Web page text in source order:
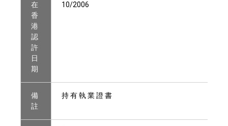
在
香
港
認
許
日
期
10/2006
備
註
持 有 執 業 證 書